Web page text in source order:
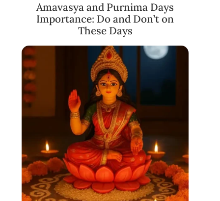
Amavasya and Purnima Days
Importance: Do and Don’t on
These Days